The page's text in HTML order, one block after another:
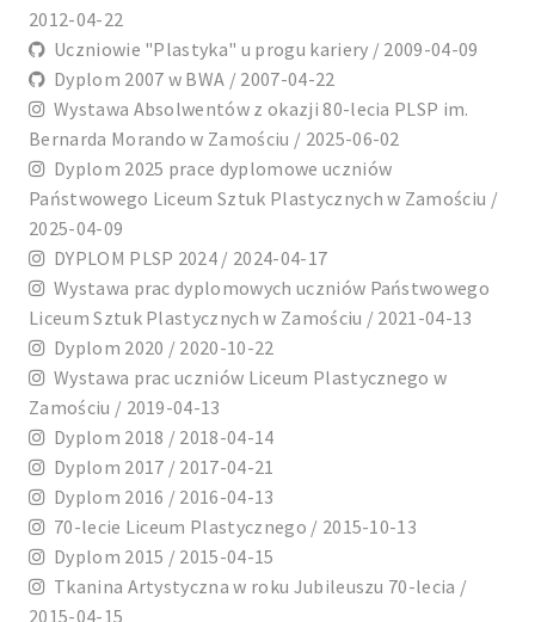
2012-04-22
Uczniowie "Plastyka" u progu kariery / 2009-04-09
Dyplom 2007 w BWA / 2007-04-22
Wystawa Absolwentów z okazji 80-lecia PLSP im.
Bernarda Morando w Zamościu / 2025-06-02
Dyplom 2025 prace dyplomowe uczniów
Państwowego Liceum Sztuk Plastycznych w Zamościu /
2025-04-09
DYPLOM PLSP 2024 / 2024-04-17
Wystawa prac dyplomowych uczniów Państwowego
Liceum Sztuk Plastycznych w Zamościu / 2021-04-13
Dyplom 2020 / 2020-10-22
Wystawa prac uczniów Liceum Plastycznego w
Zamościu / 2019-04-13
Dyplom 2018 / 2018-04-14
Dyplom 2017 / 2017-04-21
Dyplom 2016 / 2016-04-13
70-lecie Liceum Plastycznego / 2015-10-13
Dyplom 2015 / 2015-04-15
Tkanina Artystyczna w roku Jubileuszu 70-lecia /
2015-04-15